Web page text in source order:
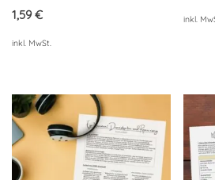
1,59€
inkl. MwSt.
inkl.